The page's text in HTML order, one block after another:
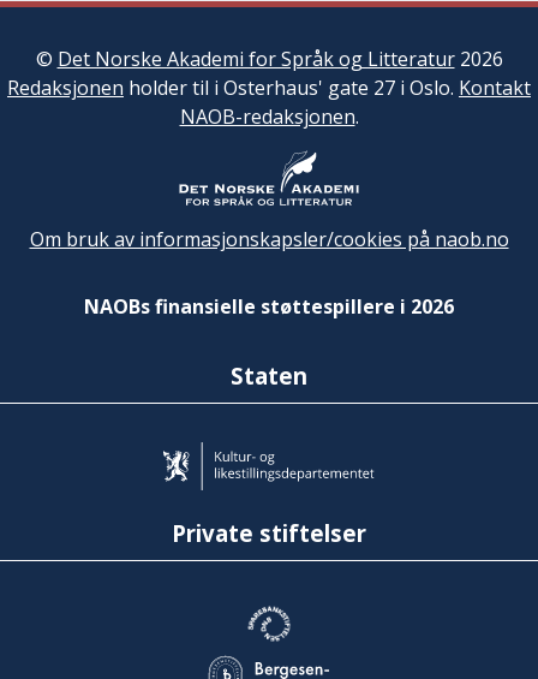
© Det Norske Akademi for Språk og Litteratur2026
Redaksjonen holder til i Osterhaus' gate 27 i Oslo. Kontakt
NAOB-redaksjonen.
Om bruk av informasjonskapsler/cookies på naob.no
NAOBs finansielle støttespillere i 2026
Staten
Private stiftelser